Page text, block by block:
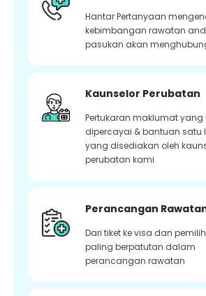
Hantar Pertanyaan
kebimbangan rawatan
pasukan akan
Kaunselor Perubatan
Pertukaran maklumat yang
dipercayai & bantuan satu
yang disediakan oleh
perubatan kami
Perancangan
Dari tiket ke visa dan
paling berpatutan dalam
perancangan rawatan